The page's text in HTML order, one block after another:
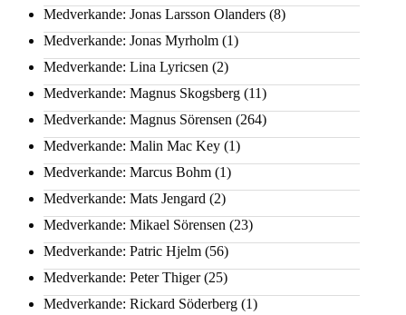
Medverkande: Jonas Larsson Olanders (8)
Medverkande: Jonas Myrholm (1)
Medverkande: Lina Lyricsen (2)
Medverkande: Magnus Skogsberg (11)
Medverkande: Magnus Sörensen (264)
Medverkande: Malin Mac Key (1)
Medverkande: Marcus Bohm (1)
Medverkande: Mats Jengard (2)
Medverkande: Mikael Sörensen (23)
Medverkande: Patric Hjelm (56)
Medverkande: Peter Thiger(25)
Medverkande: Rickard Söderberg (1)